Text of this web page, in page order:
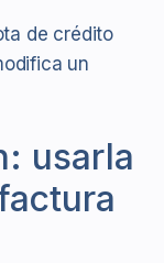
de crédito
un
usarla